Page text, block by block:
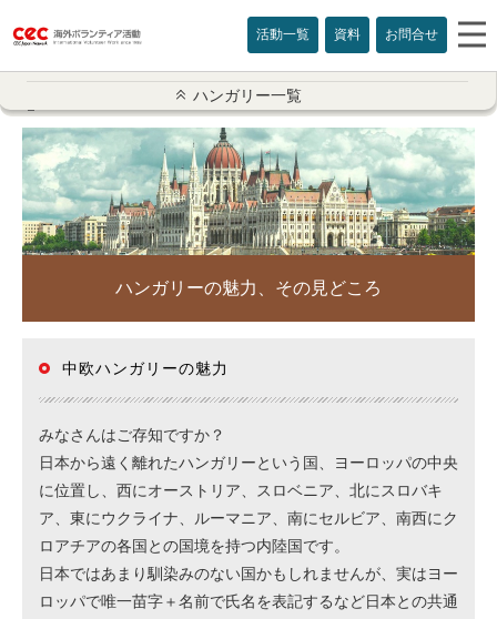
活動一覧 資料 お問合せ
ハンガリー一覧
活動概要
参加者の声
活動の様子
ハンガリーの魅力
ZOOM説明会
東京説明会
ハンガリー大使館文化センター
よくある質問
ハンガリー一覧
ハンガリーの魅力、その見どころ
中欧ハンガリーの魅力
みなさんはご存知ですか？
日本から遠く離れたハンガリーという国、ヨーロッパの中央
に位置し、西にオーストリア、スロベニア、北にスロバキ
ア、東にウクライナ、ルーマニア、南にセルビア、南西にク
ロアチアの各国との国境を持つ内陸国です。
日本ではあまり馴染みのない国かもしれませんが、実はヨー
ロッパで唯一苗字＋名前で氏名を表記するなど日本との共通